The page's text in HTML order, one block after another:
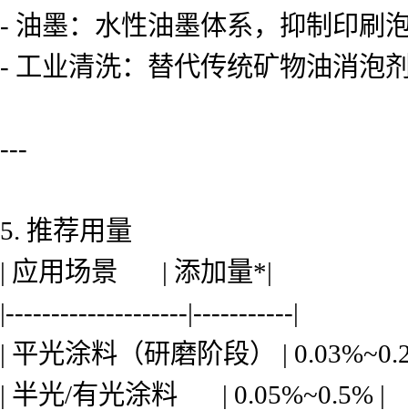
- 油墨：水性油墨体系，抑制印刷
- 工业清洗：替代传统矿物油消泡
---
5. 推荐用量
| 应用场景 | 添加量*|
|--------------------|-----------|
| 平光涂料（研磨阶段） |
| 半光/有光涂料 | 0.05%~0.5% |